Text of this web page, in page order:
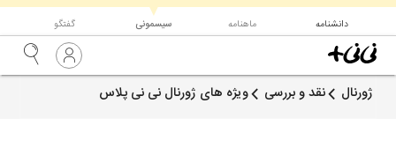
دانشنامه ماهنامه سیسمونی
▼ گفتگو
ژورنال نقد و بررسی ویژه های ژورنال نی نی پلاس